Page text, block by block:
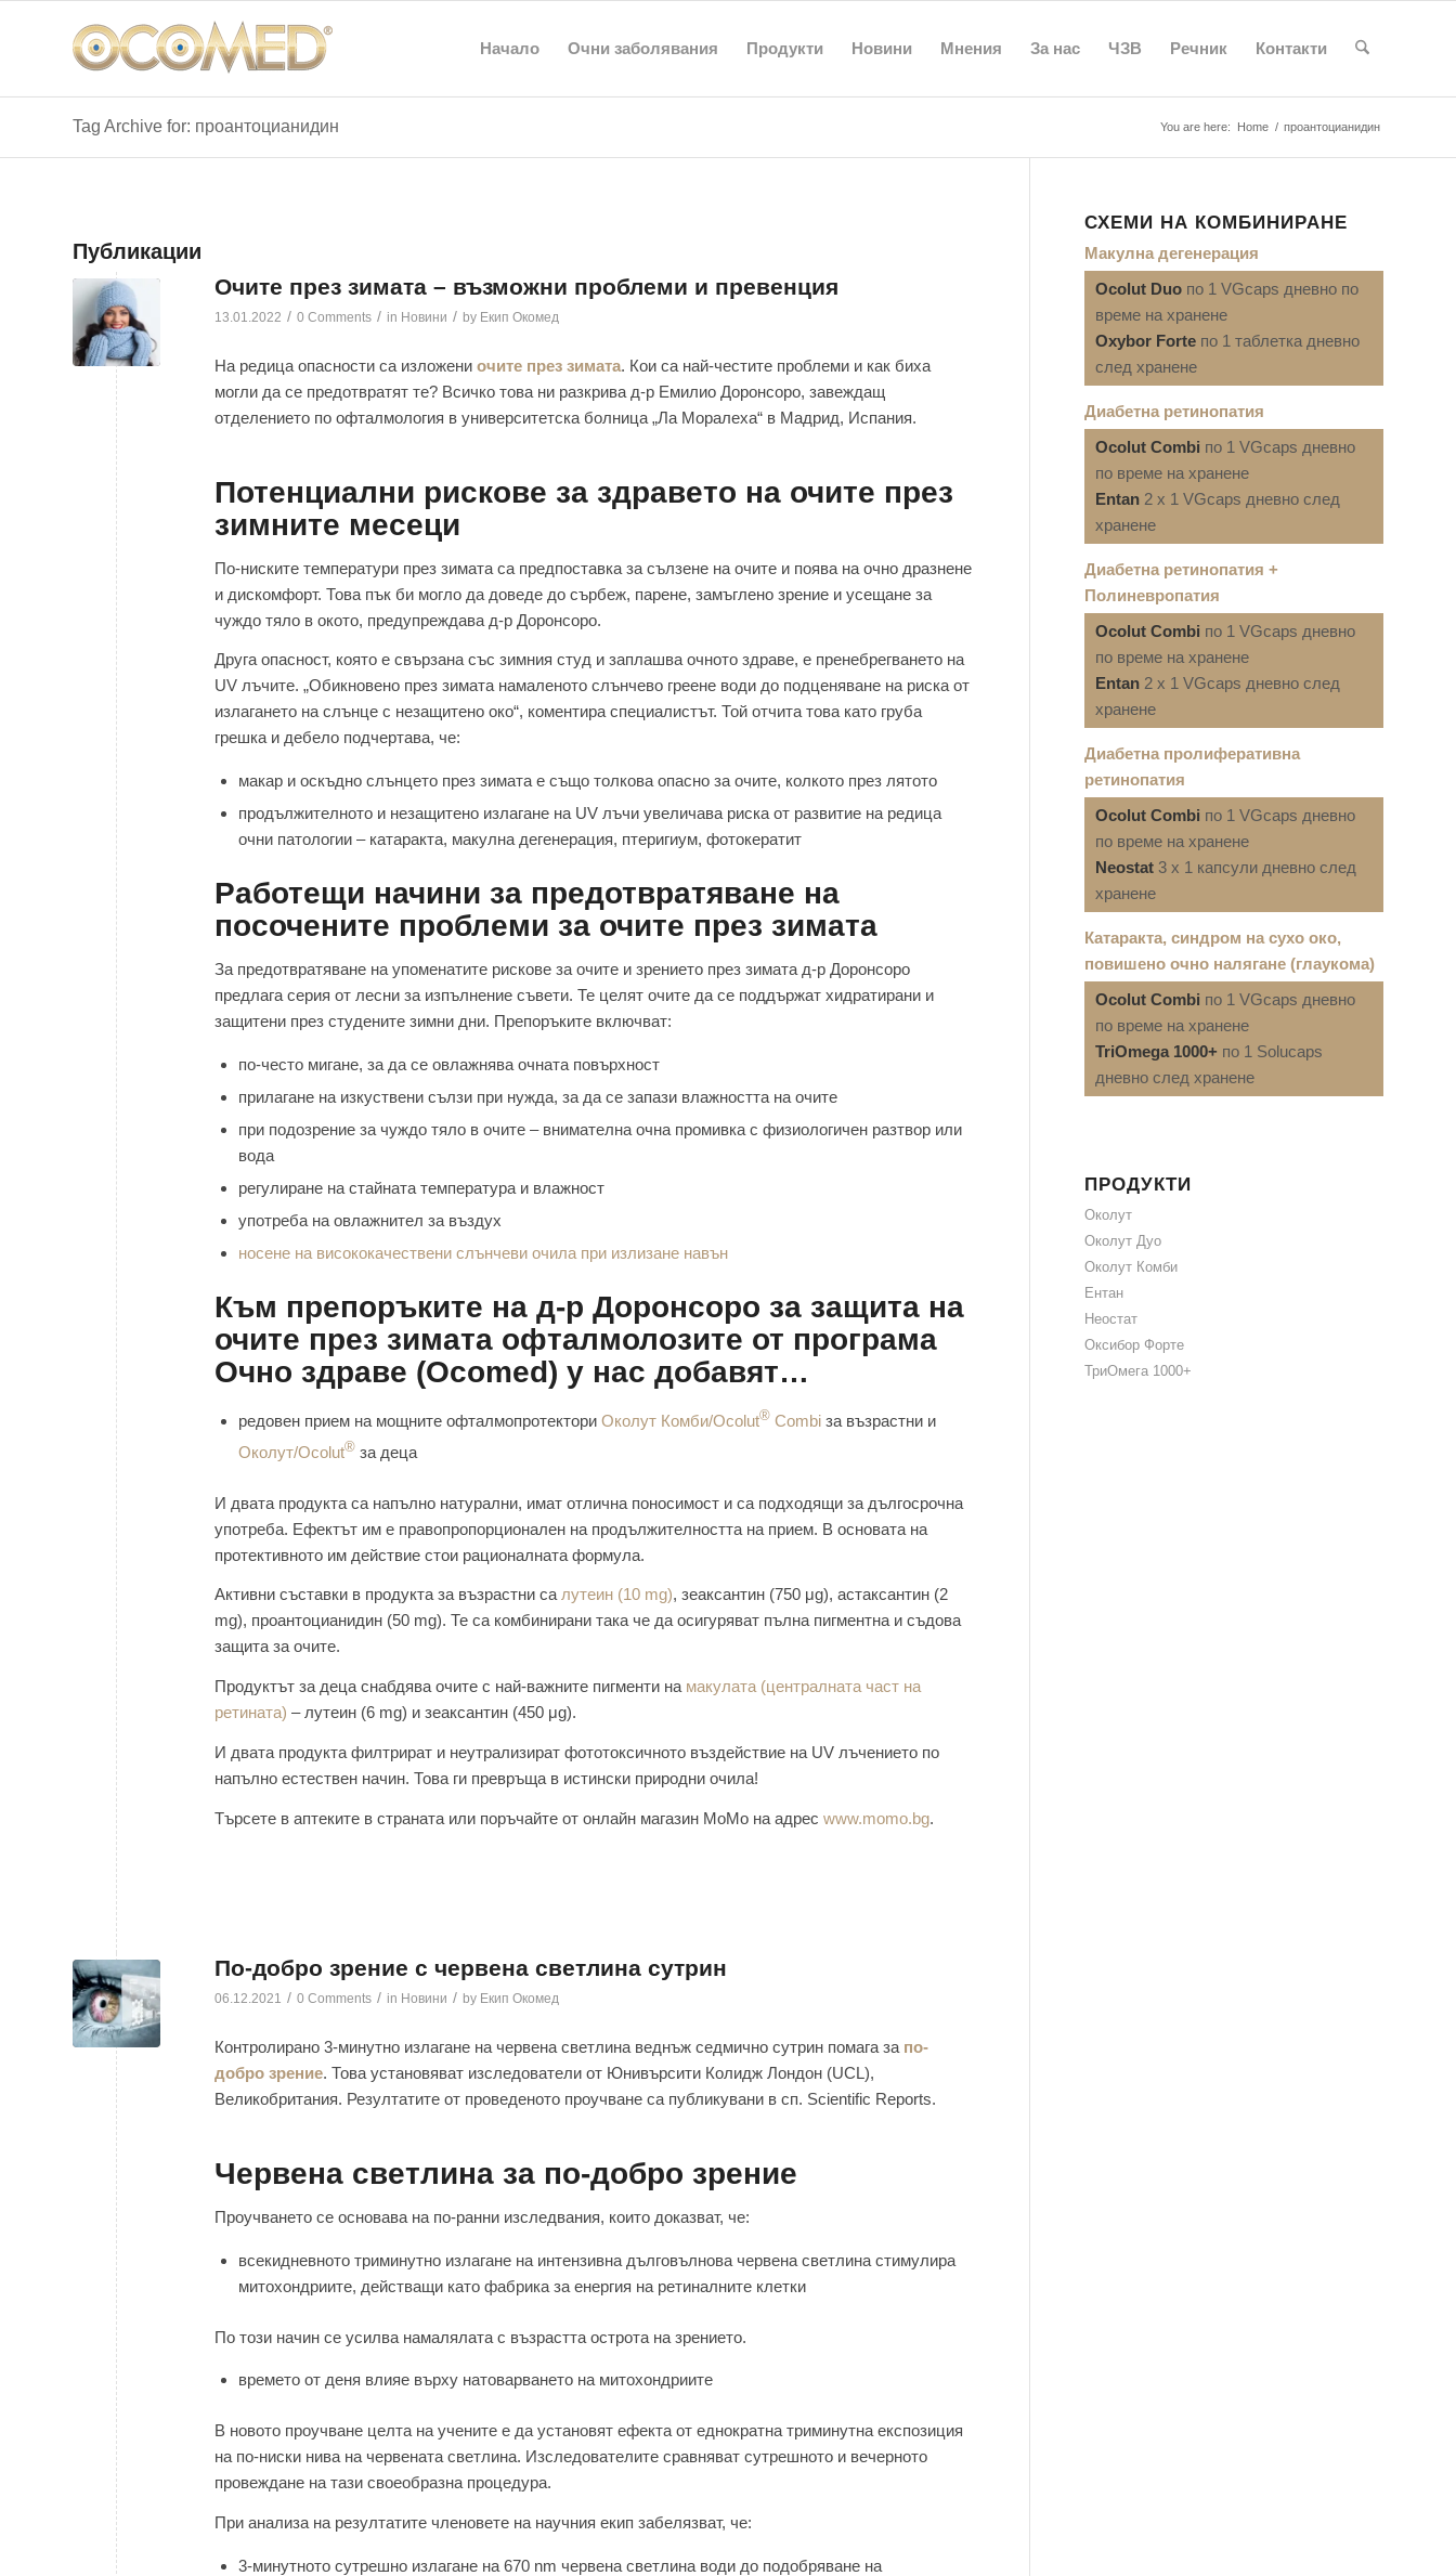
Начало Очни заболявания Продукти Новини Мнения За нас ЧЗВ Речник Контакти
Tag Archive for: проантоцианидин You are here: Home / проантоцианидин
Публикации
Очите през зимата – възможни проблеми и превенция
13.01.2022 / 0 Comments / in Новини / by Екип Окомед
На редица опасности са изложени очите през зимата. Кои са най-честите проблеми и как биха
могли да се предотвратят те? Всичко това ни разкрива д-р Емилио Доронсоро, завеждащ
отделението по офталмология в университетска болница „Ла Моралеха“ в Мадрид, Испания.
Потенциални рискове за здравето на очите през
зимните месеци
По-ниските температури през зимата са предпоставка за сълзене на очите и поява на очно дразнене
и дискомфорт. Това пък би могло да доведе до сърбеж, парене, замъглено зрение и усещане за
чуждо тяло в окото, предупреждава д-р Доронсоро.
Друга опасност, която е свързана със зимния студ и заплашва очното здраве, е пренебрегването на
UV лъчите. „Обикновено през зимата намаленото слънчево греене води до подценяване на риска от
излагането на слънце с незащитено око“, коментира специалистът. Той отчита това като груба
грешка и дебело подчертава, че:
макар и оскъдно слънцето през зимата е също толкова опасно за очите, колкото през лятото
продължителното и незащитено излагане на UV лъчи увеличава риска от развитие на редица
очни патологии – катаракта, макулна дегенерация, птеригиум, фотокератит
Работещи начини за предотвратяване на
посочените проблеми за очите през зимата
За предотвратяване на упоменатите рискове за очите и зрението през зимата д-р Доронсоро
предлага серия от лесни за изпълнение съвети. Те целят очите да се поддържат хидратирани и
защитени през студените зимни дни. Препоръките включват:
по-често мигане, за да се овлажнява очната повърхност
прилагане на изкуствени сълзи при нужда, за да се запази влажността на очите
при подозрение за чуждо тяло в очите – внимателна очна промивка с физиологичен разтвор или
вода
регулиране на стайната температура и влажност
употреба на овлажнител за въздух
носене на висококачествени слънчеви очила при излизане навън
Към препоръките на д-р Доронсоро за защита на
очите през зимата офталмолозите от програма
Очно здраве (Ocomed) у нас добавят…
редовен прием на мощните офталмопротектори Околут Комби/Ocolut® Combi за възрастни и
Околут/Ocolut® за деца
И двата продукта са напълно натурални, имат отлична поносимост и са подходящи за дългосрочна
употреба. Ефектът им е правопропорционален на продължителността на прием. В основата на
протективното им действие стои рационалната формула.
Активни съставки в продукта за възрастни са лутеин (10 mg), зеаксантин (750 μg), астаксантин (2
mg), проантоцианидин (50 mg). Те са комбинирани така че да осигуряват пълна пигментна и съдова
защита за очите.
Продуктът за деца снабдява очите с най-важните пигменти на макулата (централната част на
ретината) – лутеин (6 mg) и зеаксантин (450 μg).
И двата продукта филтрират и неутрализират фототоксичното въздействие на UV лъчението по
напълно естествен начин. Това ги превръща в истински природни очила!
Търсете в аптеките в страната или поръчайте от онлайн магазин МоМо на адрес www.momo.bg.
По-добро зрение с червена светлина сутрин
06.12.2021 / 0 Comments / in Новини / by Екип Окомед
Контролирано 3-минутно излагане на червена светлина веднъж седмично сутрин помага за по-
добро зрение. Това установяват изследователи от Юнивърсити Колидж Лондон (UCL),
Великобритания. Резултатите от проведеното проучване са публикувани в сп. Scientific Reports.
Червена светлина за по-добро зрение
Проучването се основава на по-ранни изследвания, които доказват, че:
всекидневното триминутно излагане на интензивна дълговълнова червена светлина стимулира
митохондриите, действащи като фабрика за енергия на ретиналните клетки
По този начин се усилва намалялата с възрастта острота на зрението.
времето от деня влияе върху натоварването на митохондриите
В новото проучване целта на учените е да установят ефекта от еднократна триминутна експозиция
на по-ниски нива на червената светлина. Изследователите сравняват сутрешното и вечерното
провеждане на тази своеобразна процедура.
При анализа на резултатите членовете на научния екип забелязват, че:
3-минутното сутрешно излагане на 670 nm червена светлина води до подобряване на
СХЕМИ НА КОМБИНИРАНЕ
Макулна дегенерация
Ocolut Duo по 1 VGcaps дневно по
време на хранене
Oxybor Forte по 1 таблетка дневно
след хранене
Диабетна ретинопатия
Ocolut Combi по 1 VGcaps дневно
по време на хранене
Entan 2 x 1 VGcaps дневно след
хранене
Диабетна ретинопатия +
Полиневропатия
Ocolut Combi по 1 VGcaps дневно
по време на хранене
Entan 2 x 1 VGcaps дневно след
хранене
Диабетна пролиферативна
ретинопатия
Ocolut Combi по 1 VGcaps дневно
по време на хранене
Neostat 3 x 1 капсули дневно след
хранене
Катаракта, синдром на сухо око,
повишено очно налягане (глаукома)
Ocolut Combi по 1 VGcaps дневно
по време на хранене
TriOmega 1000+ по 1 Solucaps
дневно след хранене
ПРОДУКТИ
Околут
Околут Дуо
Околут Комби
Ентан
Неостат
Оксибор Форте
ТриОмега 1000+